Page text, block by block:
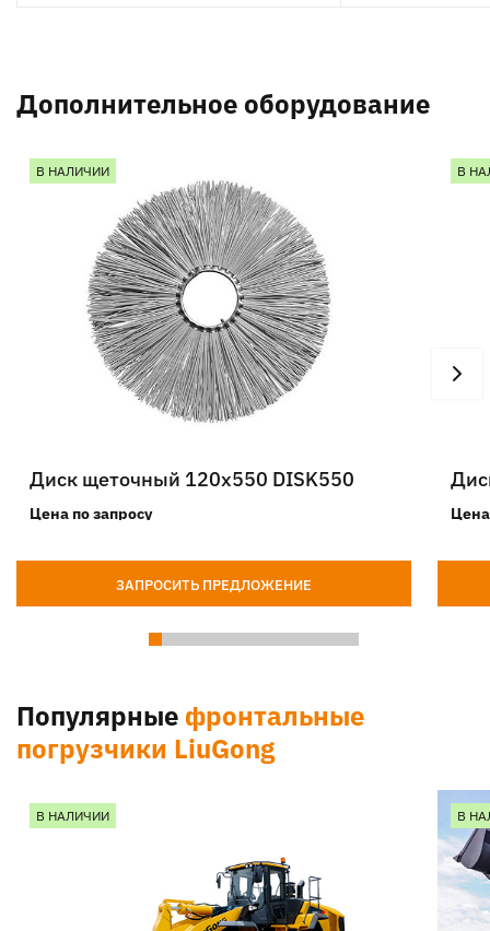
Дополнительное оборудование
В НАЛИЧИИ
Диск щеточный 120х550 DISK550
Цена по запросу
ЗАПРОСИТЬ ПРЕДЛОЖЕНИЕ
В
Популярные фронтальные
погрузчики LiuGong
В НАЛИЧИИ В